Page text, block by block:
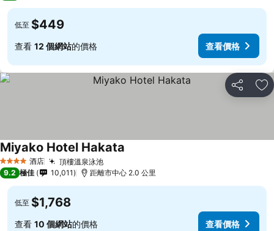
低至 $449
查看 12 個網站的價格 查看價格
分享 放
4 星級 酒店 頂樓溫泉泳池
Miyako Hotel Hakata
9.2 極佳 10,011 距離市中心 2.0 公里
低至 $1,768
查看 10 個網站的價格 查看價格